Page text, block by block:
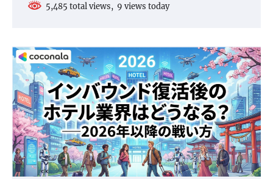
5,485 total views, 9 views today